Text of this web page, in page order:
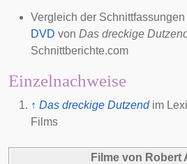
Vergleich der Schnittfassungen
DVD von Das dreckige
Schnittberichte.com
Einzelnachweise
↑ Das dreckige Dutzendim
Films
Filme von Robert